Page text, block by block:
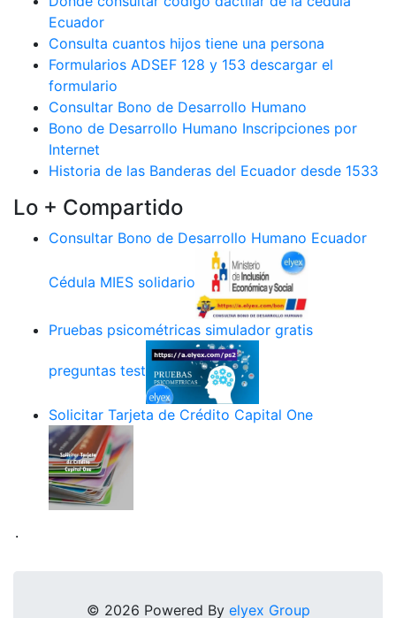
Ecuador
Consulta cuantos hijos tiene una persona
Formularios ADSEF 128 y 153 descargar el
formulario
Consultar Bono de Desarrollo Humano
Bono de Desarrollo Humano Inscripciones por
Internet
Historia de las Banderas del Ecuador desde 1533
Lo + Compartido
Consultar Bono de Desarrollo Humano Ecuador
Cédula MIES solidario
Pruebas psicométricas simulador gratis
preguntas test
Solicitar Tarjeta de Crédito Capital One
.
© 2026 Powered By elyex Group